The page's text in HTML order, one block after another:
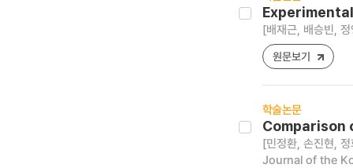
[배재근, 배승빈,
원문보기
학술논문
Comparison
[민정환, 손진현,
Journal of the